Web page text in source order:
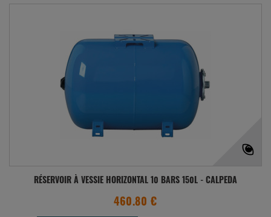
RÉSERVOIR À VESSIE HORIZONTAL 10 BARS 150L - CALPEDA
460.80 €